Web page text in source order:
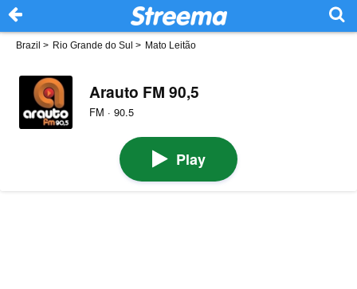
Brazil > Rio Grande do Sul > Mato Leitão
Arauto FM 90,5
FM · 90.5
Play